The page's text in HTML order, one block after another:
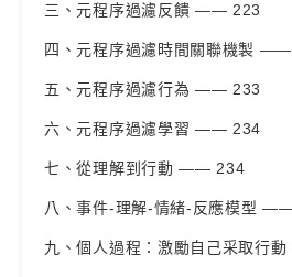
三、元程序過濾反饋 —— 223
四、元程序過濾時間關聯機製
五、元程序過濾行為 —— 233
六、元程序過濾學習 —— 234
七、從理解到行動 —— 234
八、事件-理解-情緒-反應模型
九、個人過程：激勵自己采取行